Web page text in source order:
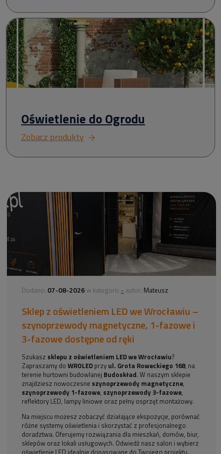
Oświetlenie do Ogrodu
Zobacz produkty
Dodano: 07-08-2026 w kategorii: - autor: Mateusz
Sklep z oświetleniem LED we Wrocławiu –
szynoprzewody magnetyczne, 1-fazowe i
3-fazowe dostępne od ręki
Szukasz sklepu z oświetleniem LED we Wrocławiu?
Zapraszamy doWROLED przy ul. Grota Roweckiego 168, na
terenie hurtowni budowlanej Budoskład. W naszym sklepie
znajdziesz nowoczesne szynoprzewody magnetyczne,
szynoprzewody 1-fazowe, szynoprzewody 3-fazowe,
reflektory LED, lampy liniowe oraz pełny osprzęt montażowy.
Na miejscu możesz zobaczyć działające ekspozycje, porównać
różne systemy oświetlenia i skorzystać z profesjonalnego
doradztwa. Oferujemy rozwiązania dla mieszkań, domów, biur,
sklepów oraz lokali usługowych. Odwiedź nasz salon i wybierz